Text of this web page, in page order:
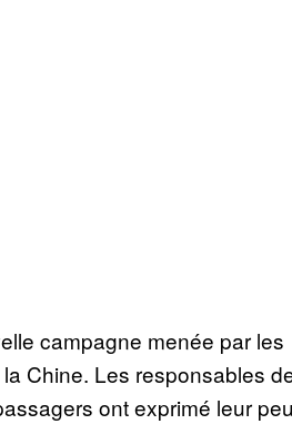
campagne menée par les
Chine. Les responsables
ont exprimé leur